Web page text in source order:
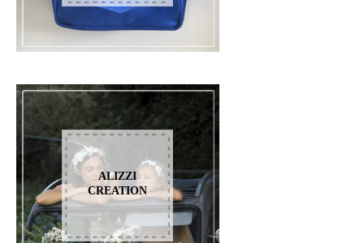
ALIZZI
CREATION